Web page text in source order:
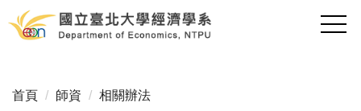
跳
到
內
首頁 師資 相關辦法